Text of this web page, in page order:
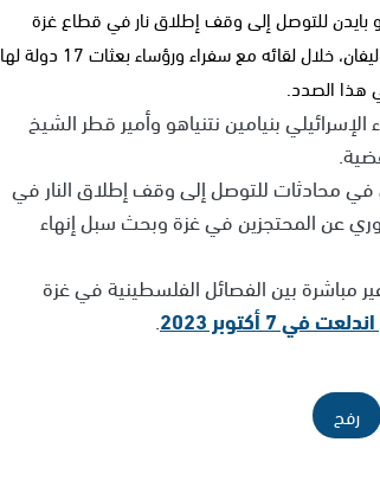
للتوصل إلى وقف إطلاق نار في قطاع غزة
وتبادل أسرى بين حماس وإسرائيل، أكد مستشار الأمن القومي الأميركي جيك سوليفان، خلال لقائه مع سفراء ورؤساء بعثات 17 دولة لها
هذا الصدد.
بنيامين نتنياهو وأمير قطر الشيخ
في محادثات للتوصل إلى وقف إطلاق النار في
عن المحتجزين في غزة وبحث سبل إنهاء
بين الفصائل الفلسطينية في غزة
7 أكتوبر 2023
.
رفح